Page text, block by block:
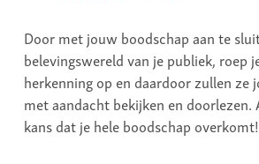
Door met jouw boodschap aan te
belevingswereld van je publiek, roep
herkenning op en daardoor zullen ze
met aandacht bekijken en doorlezen.
kans dat je hele boodschap overkomt!